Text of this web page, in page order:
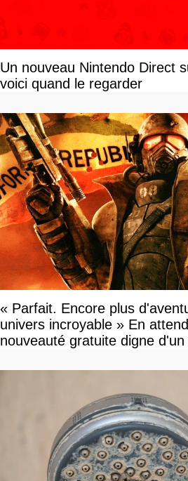
Un nouveau Nintendo Direct
voici quand le regarder
« Parfait. Encore plus
univers incroyable » En
nouveauté gratuite digne